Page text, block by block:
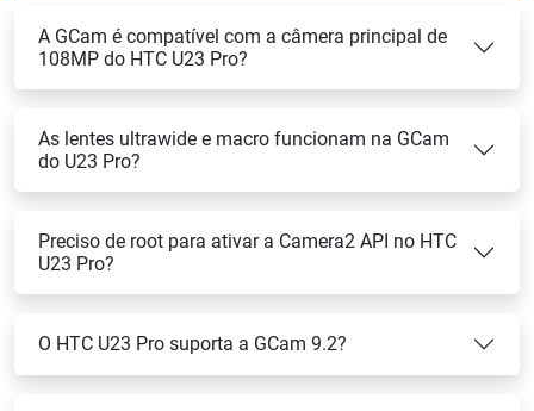
A GCam é compatível com a câmera principal de
108MP do HTC U23 Pro?
As lentes ultrawide e macro funcionam na GCam
do U23 Pro?
Preciso de root para ativar a Camera2 API no HTC
U23 Pro?
O HTC U23 Pro suporta a GCam 9.2?